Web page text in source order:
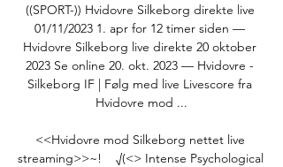
((SPORT-)) Hvidovre Silkeborg direkte live
01/11/2023 1. apr for 12 timer siden —
Hvidovre Silkeborg live direkte 20 oktober
2023 Se online 20. okt. 2023 — Hvidovre -
Silkeborg IF | Følg med live Livescore fra
Hvidovre mod ...
<<Hvidovre mod Silkeborg nettet live
streaming>>~!    √(<> Intense Psychological